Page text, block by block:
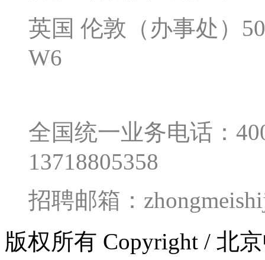
英国 伦敦（办事处）
W6
全国统一业务电话：
13718805358
招聘邮箱：
版权所有 Copyright / 北